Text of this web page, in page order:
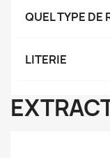
QUEL TYPE DE
LITERIE